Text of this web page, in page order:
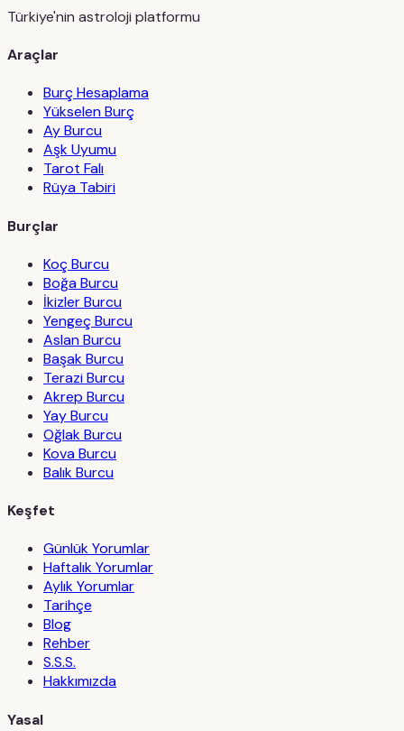
Türkiye'nin astroloji platformu
Araçlar
Burç Hesaplama
Yükselen Burç
Ay Burcu
Aşk Uyumu
Tarot Falı
Rüya Tabiri
Burçlar
Koç Burcu
Boğa Burcu
İkizler Burcu
Yengeç Burcu
Aslan Burcu
Başak Burcu
Terazi Burcu
Akrep Burcu
Yay Burcu
Oğlak Burcu
Kova Burcu
Balık Burcu
Keşfet
Günlük Yorumlar
Haftalık Yorumlar
Aylık Yorumlar
Tarihçe
Blog
Rehber
S.S.S.
Hakkımızda
Yasal